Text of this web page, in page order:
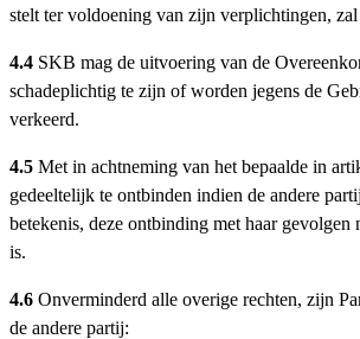
stelt ter voldoening van zijn verplichtingen,
4.4 SKB mag de uitvoering van de
schadeplichtig te zijn of worden jegens de
verkeerd.
4.5 Met in achtneming van het bepaalde in
gedeeltelijk te ontbinden indien de andere
betekenis, deze ontbinding met haar
is.
4.6 Onverminderd alle overige rechten, zijn
de andere partij: